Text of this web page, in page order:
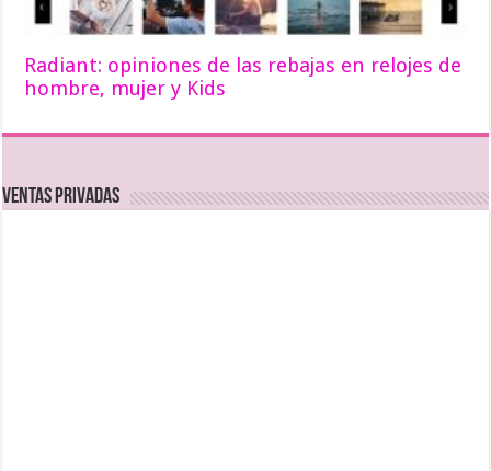
Radiant: opiniones de las rebajas en relojes de
hombre, mujer y Kids
Ventas Privadas